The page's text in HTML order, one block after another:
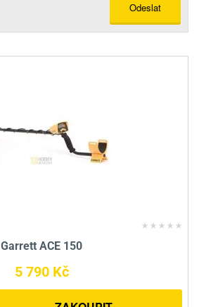
Odeslat
Garrett ACE 150
5 790 Kč